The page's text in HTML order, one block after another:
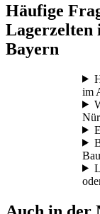
Häufige
Lagerzelten
Bayern
im